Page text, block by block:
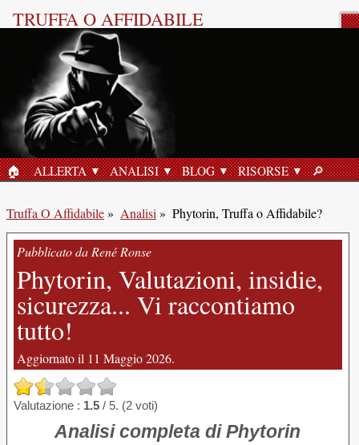
TRUFFA O AFFIDABILE
HOME
🏠︎ ALLERTA ANALISI BLOG RISORSE 🔎︎
Truffa O Affidabile» Analisi» Phytorin, Truffa o Affidabile?
Pubblicato da René Ronse
Phytorin, Valutazioni, insidie,
sicurezza... Vi raccontiamo
tutto!
Aggiornato il 11 Maggio 2026.
Valutazione : 1.5 / 5. (2 voti)
Analisi completa di Phytorin